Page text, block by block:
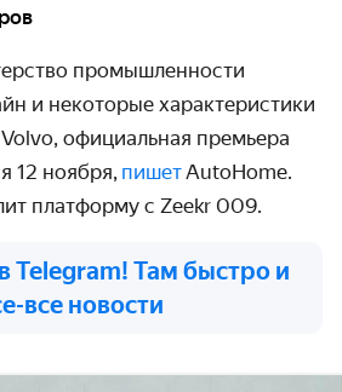
промышленности
и некоторые характеристики
официальная премьера
12 ноября, пишетAutoHome.
платформу с Zeekr 009.
Telegram! Там быстро и
все новости